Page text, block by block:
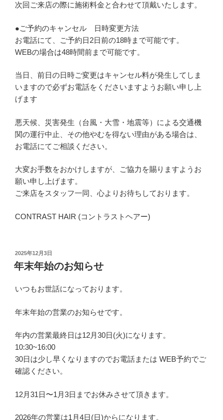
次回ご来店の際に施術料金と合わせて頂戴いたします。
●ご予約のキャンセル 日時変更方法
お電話にて、ご予約日2日前の18時まで可能です。
WEBの場合は48時間前まで可能です。
当日、前日の日時ご変更はキャンセル料が発生してしま
いますので必ずお電話をくださいますようお願い申し上
げます
悪天候、災害発生（台風・大雪・地震等）による交通機
関の運行中止、その他やむを得ない理由がある場合は、
お電話にてご相談ください。
大変お手数をおかけしますが、ご協力を賜りますようお
願い申し上げます。
ご来店をスタッフ一同、心よりお待ちしております。
CONTRAST HAIR (コントラストヘアー)
投
稿
日:
2025年12月3日
年末年始のお知らせ
いつもお世話になっております。
年末年始の営業のお知らせです。
年内の営業最終日は12月30日(火)になります。
10:30~16:00
30日は少し早くなりますのでお電話または WEB予約でご
確認ください。
12月31日〜1月3日までお休みさせて頂きます。
2026年の営業は1月4日(日)からになります。